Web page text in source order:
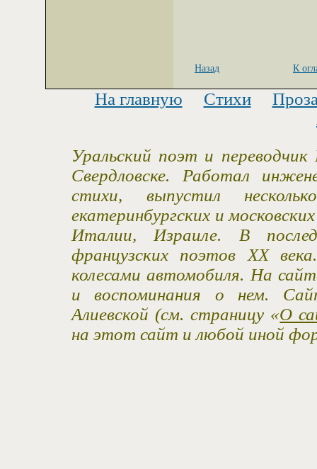
Назад К
На главную Стихи
Уральский поэт и
Свердловске. Работал
стихи, выпустил
екатеринбургских и
Италии, Израиле. В
французских поэтов XX
колесами автомобиля. На
и воспоминания о нем.
Алиевской (см. страницу «О
на этот сайт и любой иной